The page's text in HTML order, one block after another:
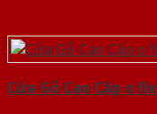
Cửa Gỗ Cao Cấp o fix